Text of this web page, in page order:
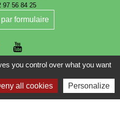
97 56 84 25
formulaire
you control over what you want
all cookies Personalize